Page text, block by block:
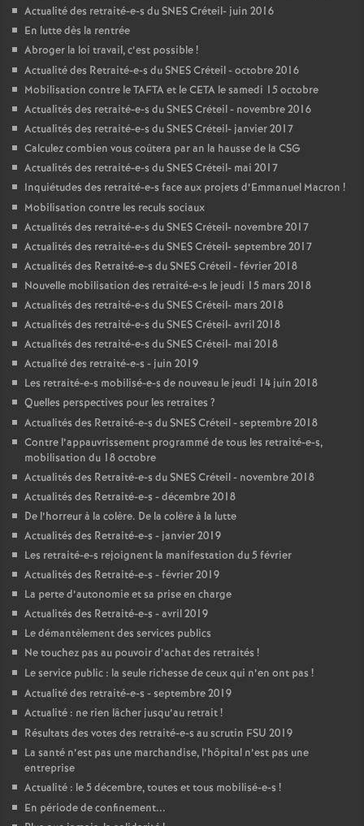
Actualité des retraité-e-s duSNESCréteil- juin 2016
En lutte dès la rentrée
Abroger la loi travail, c’est possible!
Actualité des Retraité-e-s duSNESCréteil - octobre 2016
Mobilisation contre leTAFTAet leCETA le samedi 15 octobre
Actualités des retraité-e-s duSNESCréteil - novembre 2016
Actualités des retraité-e-s duSNESCréteil- janvier 2017
Calculez combien vous coûtera par an la hausse de la CSG
Actualités des retraité-e-s duSNESCréteil- mai 2017
Inquiétudes des retraité-e-s face aux projets d’Emmanuel Macron !
Mobilisation contre les reculs sociaux
Actualités des retraité-e-s duSNESCréteil- novembre 2017
Actualités des retraité-e-s duSNESCréteil- septembre 2017
Actualités des Retraité-e-s duSNESCréteil - février 2018
Nouvelle mobilisation des retraité-e-s le jeudi 15 mars 2018
Actualités des retraité-e-s duSNESCréteil- mars 2018
Actualités des retraité-e-s duSNESCréteil- avril 2018
Actualités des retraité-e-s duSNESCréteil- mai 2018
Actualité des retraité-e-s - juin 2019
Les retraité-e-s mobilisé-e-s de nouveau le jeudi 14 juin 2018
Quelles perspectives pour les retraites ?
Actualités des Retraité-e-s duSNESCréteil - septembre 2018
Contre l’appauvrissement programmé de tous les retraité-e-s,
mobilisation du 18 octobre
Actualités des Retraité-e-s duSNESCréteil - novembre 2018
Actualités des Retraité-e-s - décembre 2018
De l’horreur à la colère. De la colère à la lutte
Actualités des Retraité-e-s - janvier 2019
Les retraité-e-s rejoignent la manifestation du 5 février
Actualités des Retraité-e-s - février 2019
La perte d’autonomie et sa prise en charge
Actualités des Retraité-e-s - avril 2019
Le démantèlement des services publics
Ne touchez pas au pouvoir d’achat des retraités !
Le service public : la seule richesse de ceux qui n’en ont pas !
Actualité des retraité-e-s - septembre 2019
Actualité : ne rien lâcher jusqu’au retrait!
Résultats des votes des retraité-e-s au scrutin FSU 2019
La santé n’est pas une marchandise, l’hôpital n’est pas une
entreprise
Actualité : le 5 décembre, toutes et tous mobilisé-e-s !
En période de confinement...